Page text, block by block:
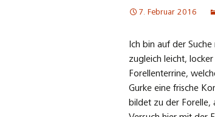
7. Februar 2016
Ich bin auf der
zugleich leicht,
Forellenterrine,
Gurke eine frische
bildet zu der Forelle,